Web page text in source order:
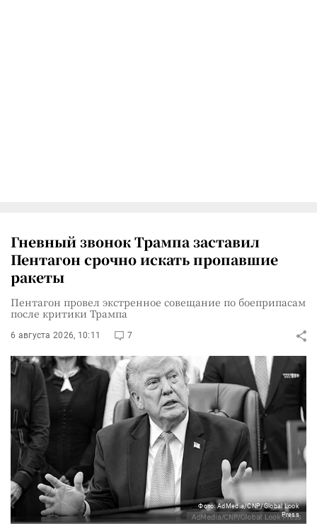
Гневный звонок Трампа заставил
Пентагон срочно искать пропавшие
ракеты
Пентагон провел экстренное совещание по боеприпасам
после критики Трампа
6 августа 2026, 10:11 7
Фото: AdMedia/CNP/Global Look
Press